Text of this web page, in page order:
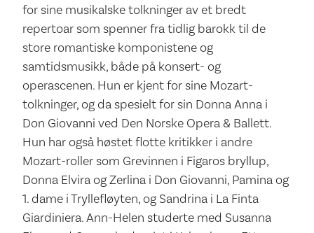
for sine musikalske tolkninger av et bredt
repertoar som spenner fra tidlig barokk til de
store romantiske komponistene og
samtidsmusikk, både på konsert- og
operascenen. Hun er kjent for sine Mozart-
tolkninger, og da spesielt for sin Donna Anna i
Don Giovanni ved Den Norske Opera & Ballett.
Hun har også høstet flotte kritikker i andre
Mozart-roller som Grevinnen i Figaros bryllup,
Donna Elvira og Zerlina i Don Giovanni, Pamina og
1. dame i Tryllefløyten, og Sandrina i La Finta
Giardiniera. Ann-Helen studerte med Susanna